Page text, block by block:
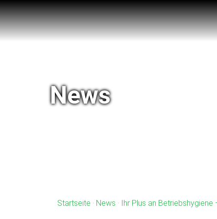
News
Startseite · News · Ihr Plus an